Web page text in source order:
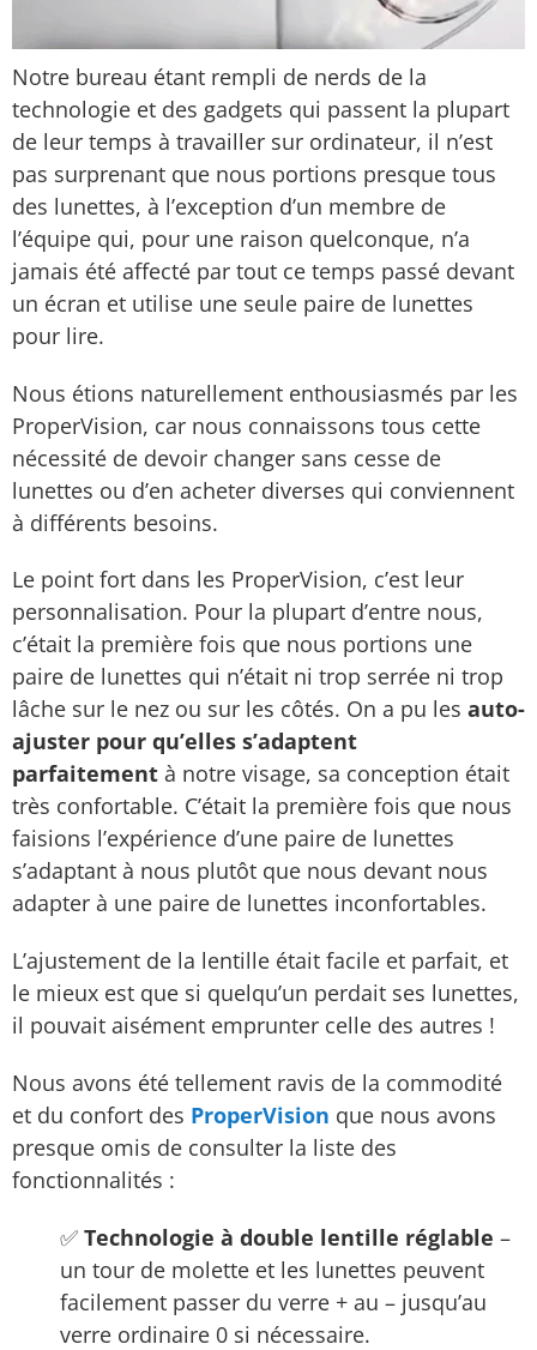
Notre bureau étant rempli de nerds de la
technologie et des gadgets qui passent la plupart
de leur temps à travailler sur ordinateur, il n’est
pas surprenant que nous portions presque tous
des lunettes, à l’exception d’un membre de
l’équipe qui, pour une raison quelconque, n’a
jamais été affecté par tout ce temps passé devant
un écran et utilise une seule paire de lunettes
pour lire.
Nous étions naturellement enthousiasmés par les
ProperVision, car nous connaissons tous cette
nécessité de devoir changer sans cesse de
lunettes ou d’en acheter diverses qui conviennent
à différents besoins.
Le point fort dans les ProperVision, c’est leur
personnalisation. Pour la plupart d’entre nous,
c’était la première fois que nous portions une
paire de lunettes qui n’était ni trop serrée ni trop
lâche sur le nez ou sur les côtés. On a pu les auto-
ajuster pour qu’elles s’adaptent
parfaitement à notre visage, sa conception était
très confortable. C’était la première fois que nous
faisions l’expérience d’une paire de lunettes
s’adaptant à nous plutôt que nous devant nous
adapter à une paire de lunettes inconfortables.
L’ajustement de la lentille était facile et parfait, et
le mieux est que si quelqu’un perdait ses lunettes,
il pouvait aisément emprunter celle des autres !
Nous avons été tellement ravis de la commodité
et du confort des ProperVision que nous avons
presque omis de consulter la liste des
fonctionnalités :
✅ Technologie à double lentille réglable –
un tour de molette et les lunettes peuvent
facilement passer du verre + au – jusqu’au
verre ordinaire 0 si nécessaire.